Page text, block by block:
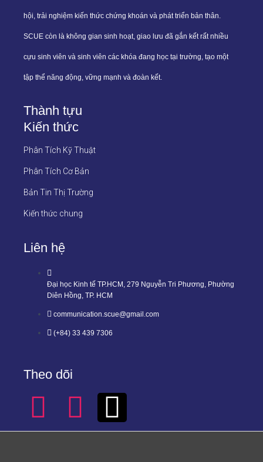
hội, trải nghiệm kiến thức chứng khoán và phát triển bản thân.
SCUE còn là không gian sinh hoạt, giao lưu đã gắn kết rất nhiều
cựu sinh viên và sinh viên các khóa đang học tại trường, tạo một
tập thể năng động, vững mạnh và đoàn kết.
Thành tựu
Kiến thức
Phân Tích Kỹ Thuật
Phân Tích Cơ Bản
Bản Tin Thị Trường
Kiến thức chung
Liên hệ
Đại học Kinh tế TP.HCM, 279 Nguyễn Tri Phương, Phường
Diên Hồng, TP. HCM
communication.scue@gmail.com
(+84) 33 439 7306
Theo dõi